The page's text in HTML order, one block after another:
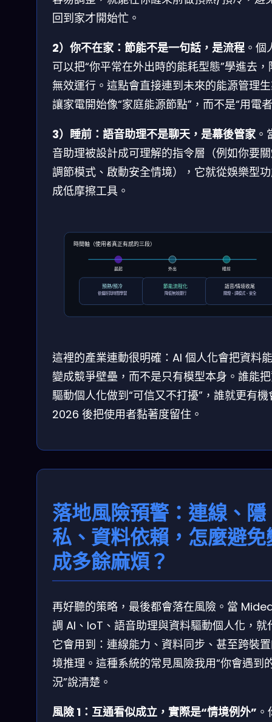
回到家才開始忙。
2）你不在家：節能不是一句話，是流程 。個
可以把“你平常在外出時的能耗型態”學進去，
無效運行。這點會直接連到未來的能源管理
讓家電開始像“家庭能源節點”，而不是“用電
3）睡前：語音助理不是聊天，是幕後管家。
音助理被設計成可理解的指令層（例如你要
調節模式、啟動安全情境），它就從娛樂型
成低摩擦工具。
時間軸（使用者真正有感的三段）
晨起 外出 睡前
預熱/預冷
依偏好與時間學習
節能流程化
降低無效運行
語音/情境收尾
關燈、調模式、安全
這裡的產業連動很明確：AI 個人化會把資料
變成競爭壁壘，而不是只有模型本身。誰能
驅動個人化做到“可信又不打擾”，誰就更有機
2026 後把使用者黏著度留住。
落地風險預警：連線、隱
私、資料依賴，怎麼避免
成多餘麻煩？
再好聽的策略，最後都會落在風險。當
調 AI、IoT、語音助理與資料驅動個人化，就
它會用到：連線能力、資料同步、甚至跨裝
境推理。這種系統的常見風險我用“你會遇到
況”說清楚。
風險 1：互通看似成立，實際是“情境例外”